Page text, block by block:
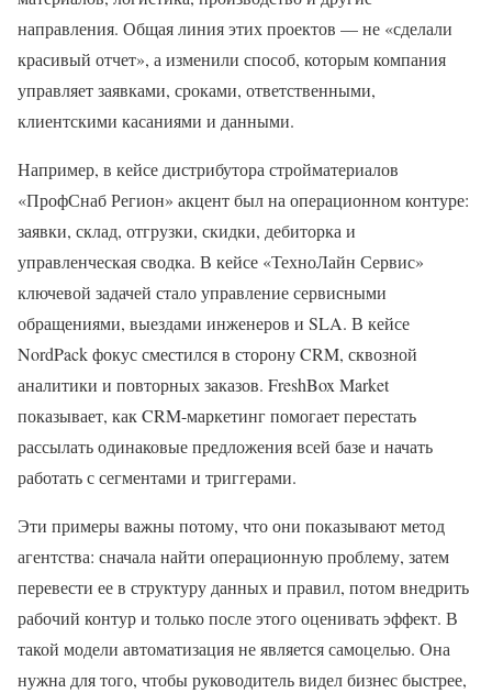
направления. Общая линия этих проектов — не «сделали
красивый отчет», а изменили способ, которым компания
управляет заявками, сроками, ответственными,
клиентскими касаниями и данными.
Например, в кейсе дистрибутора стройматериалов
«ПрофСнаб Регион» акцент был на операционном контуре:
заявки, склад, отгрузки, скидки, дебиторка и
управленческая сводка. В кейсе «ТехноЛайн Сервис»
ключевой задачей стало управление сервисными
обращениями, выездами инженеров и SLA. В кейсе
NordPack фокус сместился в сторону CRM, сквозной
аналитики и повторных заказов. FreshBox Market
показывает, как CRM-маркетинг помогает перестать
рассылать одинаковые предложения всей базе и начать
работать с сегментами и триггерами.
Эти примеры важны потому, что они показывают метод
агентства: сначала найти операционную проблему, затем
перевести ее в структуру данных и правил, потом внедрить
рабочий контур и только после этого оценивать эффект. В
такой модели автоматизация не является самоцелью. Она
нужна для того, чтобы руководитель видел бизнес быстрее,